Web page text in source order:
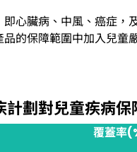
心臟病、中風、癌症，
的保障範圍中加入兒童
計劃對兒童疾病保
覆蓋率